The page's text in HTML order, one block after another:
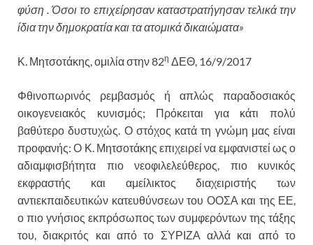
φύση . Όσοι το επιχείρησαν καταστρατήγησαν τελικά την
ίδια την δημοκρατία και τα ατομικά δικαιώματα»
Κ. Μητσοτάκης, ομιλία στην 82η ΔΕΘ, 16/9/2017
Φθινοπωρινός ρεμβασμός ή απλώς παραδοσιακός
οικογενειακός κυνισμός; Πρόκειται για κάτι πολύ
βαθύτερο δυστυχώς. Ο στόχος κατά τη γνώμη μας είναι
προφανής: Ο Κ. Μητσοτάκης επιχειρεί να εμφανιστεί ως ο
αδιαμφισβήτητα πιο νεοφιλελεύθερος, πιο κυνικός
εκφραστής και αμείλικτος διαχειριστής των
αντιεκπαιδευτικών κατευθύνσεων του ΟΟΣΑ και της ΕΕ,
ο πιο γνήσιος εκπρόσωπος των συμφερόντων της τάξης
του, διακριτός και από το ΣΥΡΙΖΑ αλλά και από το